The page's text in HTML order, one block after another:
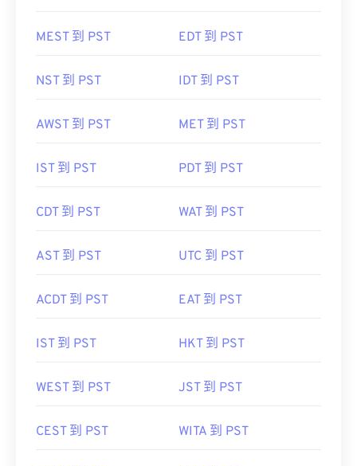
MEST 到 PST EDT 到 PST
NST 到 PST IDT 到 PST
AWST 到 PST MET 到 PST
IST 到 PST PDT 到 PST
CDT 到 PST WAT 到 PST
AST 到 PST UTC 到 PST
ACDT 到 PST EAT 到 PST
IST 到 PST HKT 到 PST
WEST 到 PST JST 到 PST
CEST 到 PST WITA 到 PST